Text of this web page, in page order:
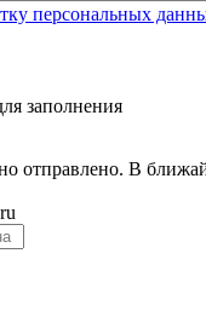
персональных
заполнения
отправлено. В